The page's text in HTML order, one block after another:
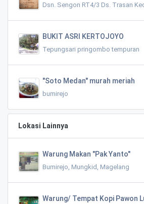
Dsn. Sengon RT4/3 Ds. Trasan
BUKIT ASRI KERTOJOYO
Tepungsari pringombo tempuran
"Soto Medan" murah meriah
bumirejo
Lokasi Lainnya
Warung Makan "Pak Yanto"
Bumirejo, Mungkid, Magelang
Warung/ Tempat Kopi Pawon